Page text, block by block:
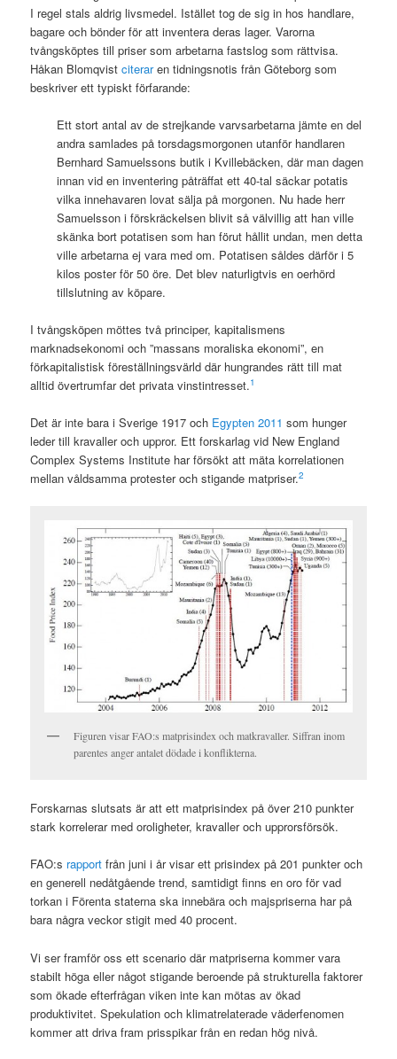
I regel stals aldrig livsmedel. Istället tog de sig in hos handlare,
bagare och bönder för att inventera deras lager. Varorna
tvångsköptes till priser som arbetarna fastslog som rättvisa.
Håkan Blomqvistciteraren tidningsnotis från Göteborg som
beskriver ett typiskt förfarande:
Ett stort antal av de strejkande varvsarbetarna jämte en del
andra samlades på torsdagsmorgonen utanför handlaren
Bernhard Samuelssons butik i Kvillebäcken, där man dagen
innan vid en inventering påträffat ett 40-tal säckar potatis
vilka innehavaren lovat sälja på morgonen. Nu hade herr
Samuelsson i förskräckelsen blivit så välvillig att han ville
skänka bort potatisen som han förut hållit undan, men detta
ville arbetarna ej vara med om. Potatisen såldes därför i 5
kilos poster för 50 öre. Det blev naturligtvis en oerhörd
tillslutning av köpare.
I tvångsköpen möttes två principer, kapitalismens
marknadsekonomi och ”massans moraliska ekonomi”, en
förkapitalistisk föreställningsvärld där hungrandes rätt till mat
alltid övertrumfar det privata vinstintresset.1
Det är inte bara i Sverige 1917 och Egypten 2011 som hunger
leder till kravaller och uppror. Ett forskarlag vid New England
Complex Systems Institute har försökt att mäta korrelationen
mellan våldsamma protester och stigande matpriser.2
Figuren visar FAO:s matprisindex och matkravaller. Siffran inom
parentes anger antalet dödade i konflikterna.
Forskarnas slutsats är att ett matprisindex på över 210 punkter
stark korrelerar med oroligheter, kravaller och upprorsförsök.
FAO:s rapport från juni i år visar ett prisindex på 201 punkter och
en generell nedåtgående trend, samtidigt finns en oro för vad
torkan i Förenta staterna ska innebära och majspriserna har på
bara några veckor stigit med 40 procent.
Vi ser framför oss ett scenario där matpriserna kommer vara
stabilt höga eller något stigande beroende på strukturella faktorer
som ökade efterfrågan viken inte kan mötas av ökad
produktivitet. Spekulation och klimatrelaterade väderfenomen
kommer att driva fram prisspikar från en redan hög nivå.